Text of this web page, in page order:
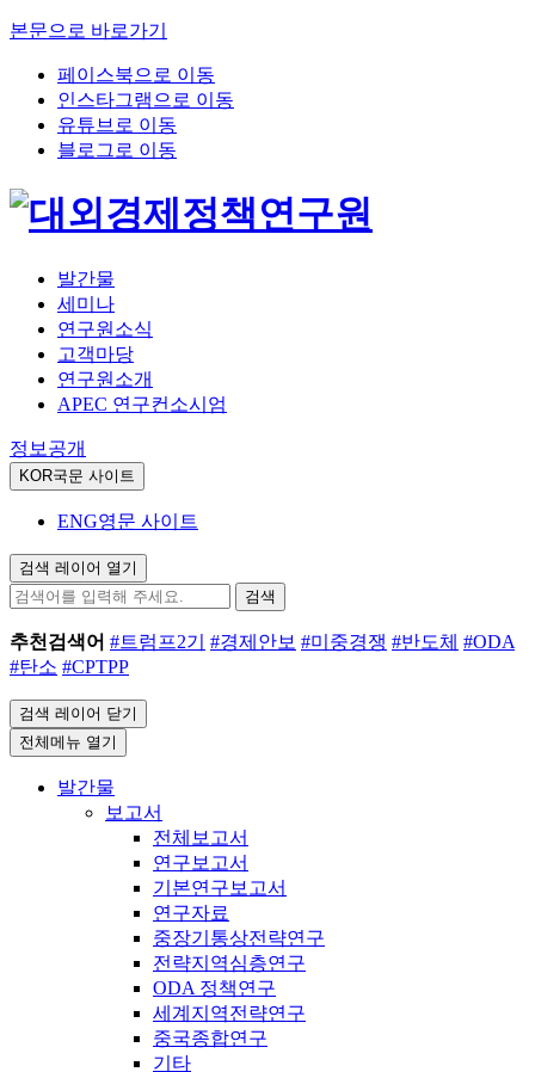
본문으로 바로가기
페이스북으로 이동
인스타그램으로 이동
유튜브로 이동
블로그로 이동
발간물
세미나
연구원소식
고객마당
연구원소개
APEC 연구컨소시엄
정보공개
KOR국문 사이트
ENG영문 사이트
검색 레이어 열기
검색
추천검색어 #트럼프2기 #경제안보 #미중경쟁 #반도체 #ODA
#탄소 #CPTPP
검색 레이어 닫기
전체메뉴 열기
발간물
보고서
전체보고서
연구보고서
기본연구보고서
연구자료
중장기통상전략연구
전략지역심층연구
ODA 정책연구
세계지역전략연구
중국종합연구
기타